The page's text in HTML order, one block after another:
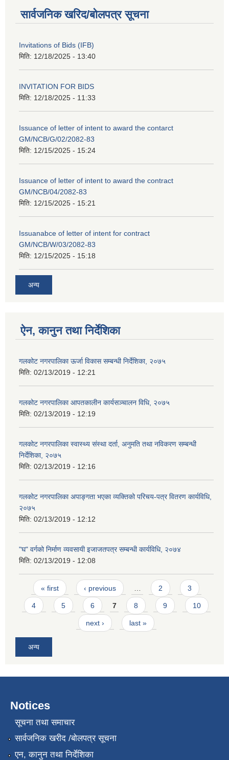
सार्वजनिक खरिद/बोलपत्र सूचना
Invitations of Bids (IFB)
मिति: 12/18/2025 - 13:40
INVITATION FOR BIDS
मिति: 12/18/2025 - 11:33
Issuance of letter of intent to award the contarct
GM/NCB/G/02/2082-83
मिति: 12/15/2025 - 15:24
Issuance of letter of intent to award the contract
GM/NCB/04/2082-83
मिति: 12/15/2025 - 15:21
Issuanabce of letter of intent for contract
GM/NCB/W/03/2082-83
मिति: 12/15/2025 - 15:18
अन्य
ऐन, कानुन तथा निर्देशिका
गलकोट नगरपालिका ऊर्जा विकास सम्बन्धी निर्देशिका, २०७५
मिति: 02/13/2019 - 12:21
गलकोट नगरपालिका आपतकालीन कार्यसञ्चालन विधि, २०७५
मिति: 02/13/2019 - 12:19
गलकोट नगरपालिका स्वास्थ्य संस्था दर्ता, अनुमति तथा नविकरण सम्बन्धी
निर्देशिका, २०७५
मिति: 02/13/2019 - 12:16
गलकोट नगरपालिका अपाङ्गता भएका व्यक्तिको परिचय-पत्र वितरण कार्यविधि,
२०७५
मिति: 02/13/2019 - 12:12
"घ" वर्गको निर्माण व्यवसायी इजाजतपत्र सम्बन्धी कार्यविधि, २०७४
मिति: 02/13/2019 - 12:08
Pages
« first ‹ previous 2 3
4 5 6 7 8 9 10
next › last »
अन्य
Notices
सूचना तथा समाचार
सार्वजनिक खरीद /बोलपत्र सूचना
एन, कानुन तथा निर्देशिका